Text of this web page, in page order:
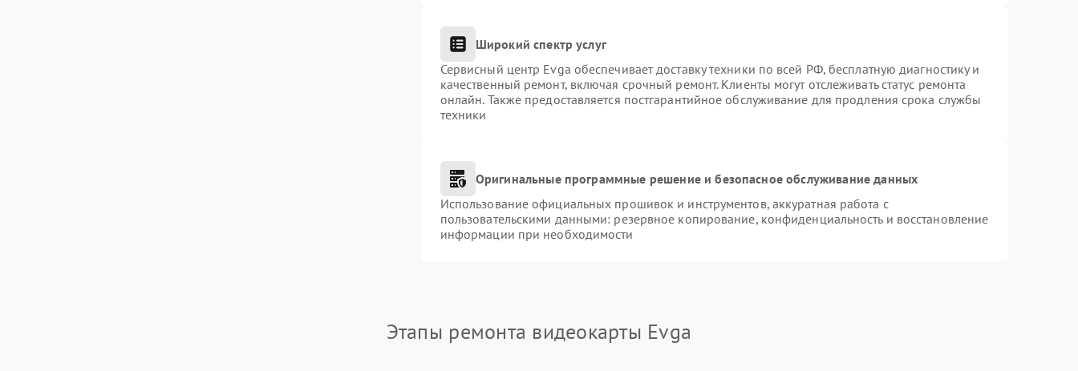
Широкий спектр услуг
Сервисный центр Evga обеспечивает доставку техники по всей РФ, бесплатную диагностику и
качественный ремонт, включая срочный ремонт. Клиенты могут отслеживать статус ремонта
онлайн. Также предоставляется постгарантийное обслуживание для продления срока службы
техники
Оригинальные программные решение и безопасное обслуживание данных
Использование официальных прошивок и инструментов, аккуратная работа с
пользовательскими данными: резервное копирование, конфиденциальность и восстановление
информации при необходимости
Этапы ремонта видеокарты Evga